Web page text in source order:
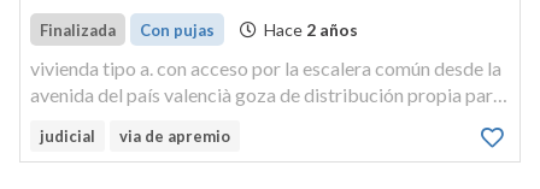
Finalizada Con pujas Hace 2 años
vivienda tipo a. con acceso por la escalera común desde la
avenida del país valencià goza de distribución propia para
repercusión de elementos comunes, y 99,56 m² útiles,
judicial via de apremio